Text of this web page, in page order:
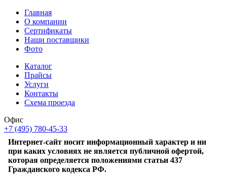
Главная
О компании
Сертификаты
Наши поставщики
Фото
Каталог
Прайсы
Услуги
Контакты
Схема проезда
Офис
+7 (495) 780-45-33
Интернет-сайт носит информационный характер и ни
при каких условиях не является публичной офертой,
которая определяется положениями статьи 437
Гражданского кодекса РФ.